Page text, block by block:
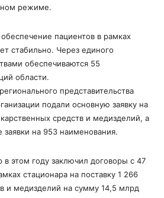
режиме.
пациентов в рамках
стабильно. Через единого
обеспечиваются 55
области.
представительства
подали основную заявку на
средств и медизделий, а
на 953 наименования.
этом году заключил договоры с 47
стационара на поставку 1 266
и медизделий на сумму 14,5 млрд